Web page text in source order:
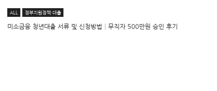
ALL 정부지원정책·대출
미소금융 청년대출 서류 및 신청방법│무직자 500만원 승인 후기